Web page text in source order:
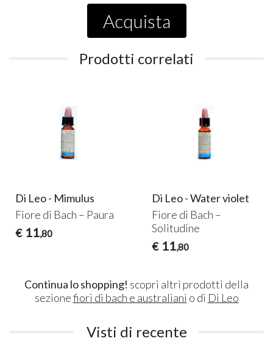
Acquista
Prodotti correlati
Di Leo - Mimulus
Fiore di Bach – Paura
€ 11,80
Di Leo - Water violet
Fiore di Bach –
Solitudine
€ 11,80
Continua lo shopping! scopri altri prodotti della
sezionefiori di bach e australiani o di Di Leo
Visti di recente